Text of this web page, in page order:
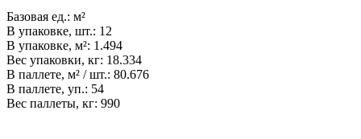
Базовая ед.: м²
В упаковке, шт.: 12
В упаковке, м²: 1.494
Вес упаковки, кг: 18.334
В паллете, м² / шт.: 80.676
В паллете, уп.: 54
Вес паллеты, кг: 990